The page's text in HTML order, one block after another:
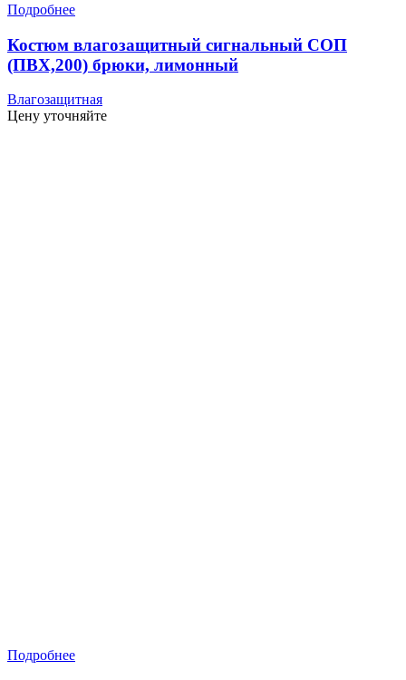
Подробнее
Костюм влагозащитный сигнальный СОП
(ПВХ,200) брюки, лимонный
Влагозащитная
Цену уточняйте
Подробнее